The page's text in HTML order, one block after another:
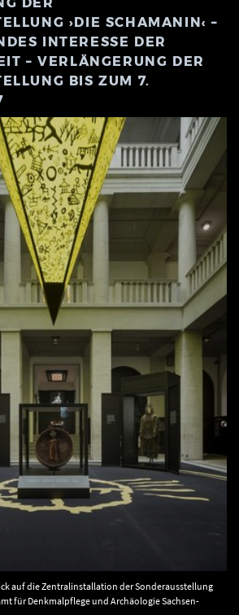
DER
›DIE SCHAMANIN‹ –
INTERESSE DER
– VERLÄNGERUNG DER
BIS ZUM 7.
auf die Zentralinstallation der Sonderausstellung
für Denkmalpflege und Archäologie Sachsen-